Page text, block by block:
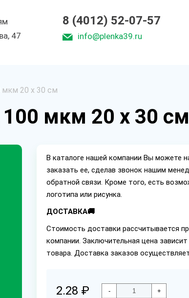
47
8 (4012) 52-07-57
info@plenka39.ru
20 х 30 см
мкм 20 х 30 см
В каталоге нашей компании Вы можете
заказать ее, сделав звонок нашим
обратной связи. Кроме того, есть
логотипа или рисунка.
ДОСТАВКА🚚
Стоимость доставки рассчитывается
компании. Заключительная цена
товара. Доставка заказов
2.28 ₽ - +